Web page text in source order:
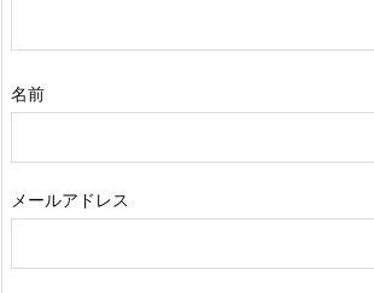
名前
メールアドレス